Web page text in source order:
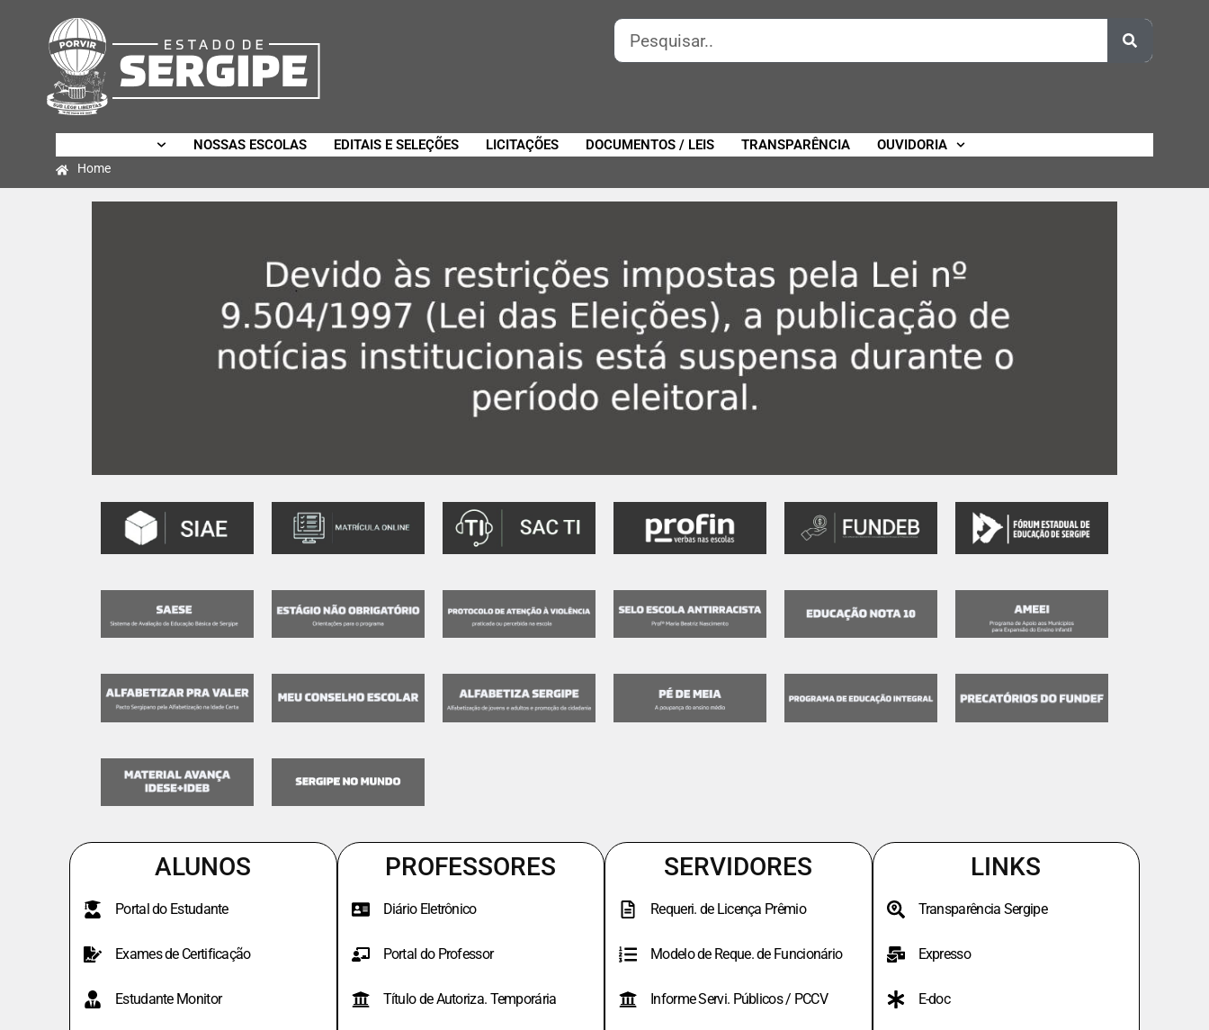
NOSSAS ESCOLAS EDITAIS E SELEÇÕES LICITAÇÕES DOCUMENTOS / LEIS TRANSPARÊNCIA OUVIDORIA
Home
ALUNOS
Portal do Estudante
Exames de Certificação
Estudante Monitor
PROFESSORES
Diário Eletrônico
Portal do Professor
Título de Autoriza. Temporária
SERVIDORES
Requeri. de Licença Prêmio
Modelo de Reque. de Funcionário
Informe Servi. Públicos / PCCV
LINKS
Transparência Sergipe
Expresso
E-doc